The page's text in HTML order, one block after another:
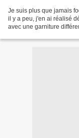
Je suis plus que jamais
il y a peu, j'en ai réalisé
avec une garniture